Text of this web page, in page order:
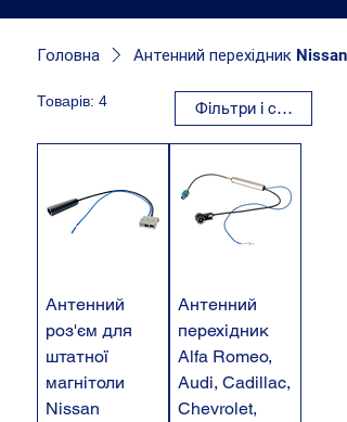
Головна Антенний перехідник Nissan
Товарів: 4 Фільтри і сортування
Антенний
роз'єм для
штатної
магнітоли
Nissan
Антенний
перехідник
Alfa Romeo,
Audi, Cadillac,
Chevrolet,